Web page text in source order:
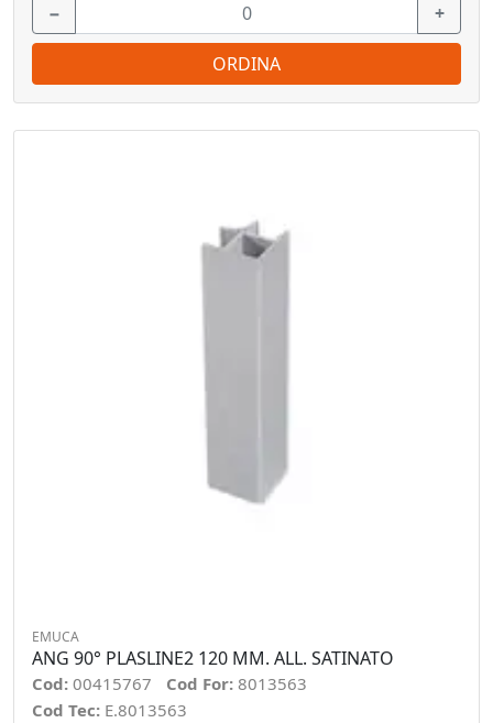
− +
ORDINA
EMUCA
ANG 90° PLASLINE2 120 MM. ALL. SATINATO
Cod: 00415767 Cod For: 8013563
Cod Tec: E.8013563